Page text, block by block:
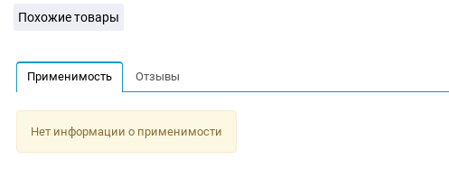
Похожие товары
Применимость Отзывы
Нет информации о применимости